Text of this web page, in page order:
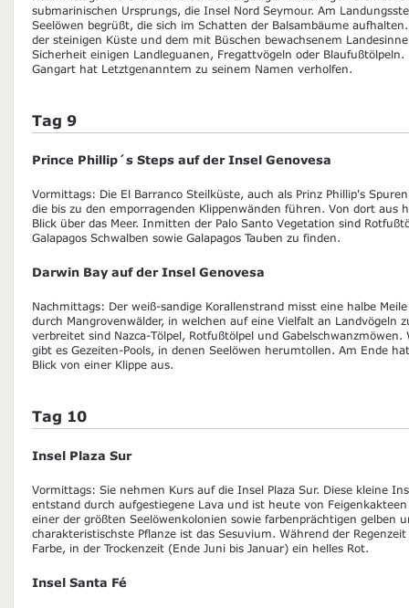
submarinischen Ursprungs, die Insel Nord Seymour. Am
Seelöwen begrüßt, die sich im Schatten der Balsambäume
der steinigen Küste und dem mit Büschen bewachsenem
Sicherheit einigen Landleguanen, Fregattvögeln oder
Gangart hat Letztgenanntem zu seinem Namen verholfen.
Tag 9
Prince Phillip´s Steps auf der Insel Genovesa
Vormittags: Die El Barranco Steilküste, auch als Prinz Phillip's
die bis zu den emporragenden Klippenwänden führen. Von dort aus
Blick über das Meer. Inmitten der Palo Santo Vegetation sind
Galapagos Schwalben sowie Galapagos Tauben zu finden.
Darwin Bay auf der Insel Genovesa
Nachmittags: Der weiß-sandige Korallenstrand misst eine halbe
durch Mangrovenwälder, in welchen auf eine Vielfalt an Landvögeln
verbreitet sind Nazca-Tölpel, Rotfußtölpel und Gabelschwanzmöwen.
gibt es Gezeiten-Pools, in denen Seelöwen herumtollen. Am Ende
Blick von einer Klippe aus.
Tag 10
Insel Plaza Sur
Vormittags: Sie nehmen Kurs auf die Insel Plaza Sur. Diese kleine
entstand durch aufgestiegene Lava und ist heute von
einer der größten Seelöwenkolonien sowie farbenprächtigen gelben
charakteristischste Pflanze ist das Sesuvium. Während der
Farbe, in der Trockenzeit (Ende Juni bis Januar) ein helles Rot.
Insel Santa Fé